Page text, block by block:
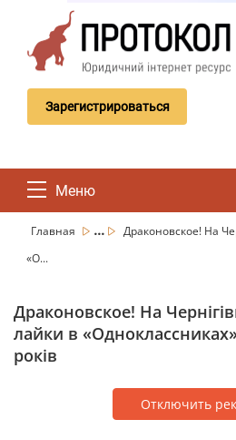
Зарегистрироваться
Меню
Главная ...
Драконовское! На
«О...
Драконовское! На
лайки в
років
Отключить